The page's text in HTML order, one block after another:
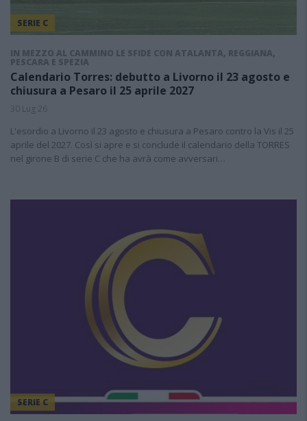
SERIE C
IN MEZZO AL CAMMINO LE SFIDE CON ATALANTA, REGGIANA,
PESCARA E SPEZIA
Calendario Torres: debutto a Livorno il 23 agosto e
chiusura a Pesaro il 25 aprile 2027
30 Lug 26
L'esordio a Livorno il 23 agosto e chiusura a Pesaro contro la Vis il 25
aprile del 2027. Così si apre e si conclude il calendario della TORRES
nel girone B di serie C che ha avrà come avversari…
SERIE C